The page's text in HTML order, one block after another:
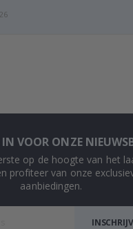
IN VOOR ONZE
op de hoogte van het
profiteer van onze
aanbiedingen.